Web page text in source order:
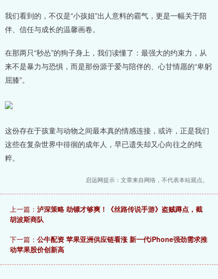
我们看到的，不仅是“小孩姐”出人意料的霸气，更是一幅关于陪
伴、信任与成长的温馨画卷。
在那两只“秒怂”的狗子身上，我们读懂了：最强大的约束力，从
来不是暴力与恐惧，而是那份源于爱与陪伴的、心甘情愿的“卑躬
屈膝”。
这份存在于孩童与动物之间最本真的情感连接，或许，正是我们
这些在复杂世界中徘徊的成年人，早已遗失却又心向往之的纯
粹。
启远网提示：文章来自网络，不代表本站观点。
上一篇： 泸深策略 劫镖才够爽！《丝路传说手游》盗贼蹲点，截
胡波斯商队
下一篇： 公牛配资 苹果亚洲供应链看涨 新一代iPhone强劲需求推
动苹果股价创新高